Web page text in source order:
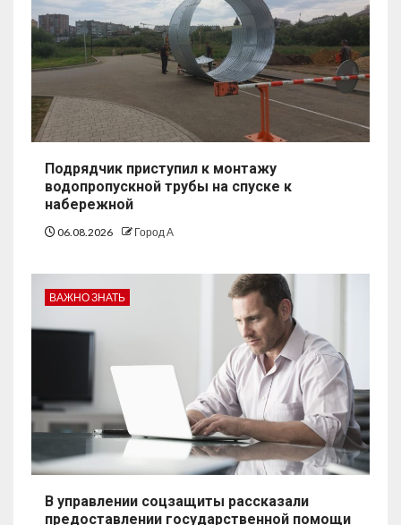
Подрядчик приступил к монтажу
водопропускной трубы на спуске к
набережной
06.08.2026 Город А
ВАЖНО ЗНАТЬ
В управлении соцзащиты рассказали
предоставлении государственной помощи